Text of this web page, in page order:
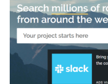
引
擎，
一
次